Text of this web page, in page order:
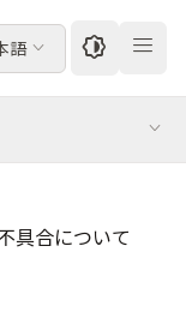
語
具合について